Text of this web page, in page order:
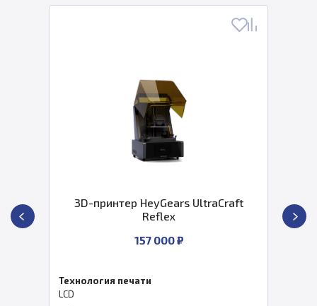
3D-принтер HeyGears UltraCraft
Reflex
157 000 ₽
Технология печати
LCD